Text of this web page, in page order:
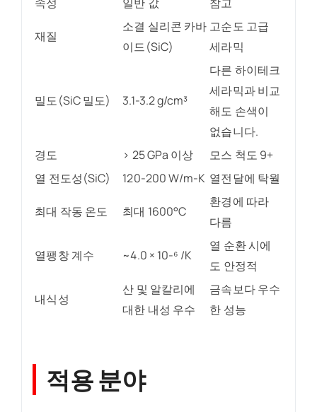
속성 일반 값 참고
재질
소결 실리콘 카바
이드(SiC)
고순도 고급
세라믹
밀도(SiC 밀도) 3.1-3.2 g/cm³
다른 하이테크
세라믹과 비교
해도 손색이
없습니다.
경도
> 25 GPa 이상
모스 척도 9+
열 전도성(SiC)
120-200 W/m-K 열전달에 탁월
최대 작동 온도 최대 1600°C
환경에 따라
다름
열팽창 계수 ~4.0 × 10-⁶ /K
열 순환 시에
도 안정적
내식성
산 및 알칼리에
대한 내성 우수
금속보다 우수
한 성능
적용 분야